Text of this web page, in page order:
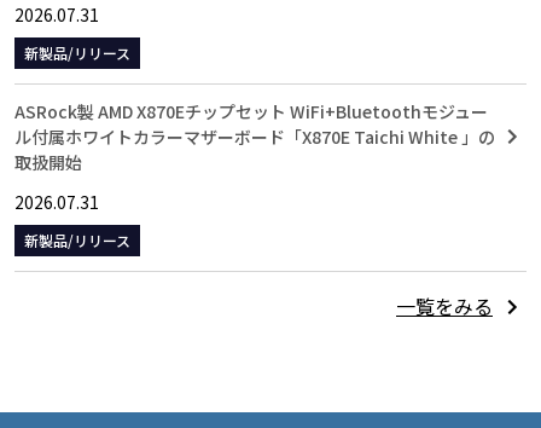
2026.07.31
新製品/リリース
ASRock製 AMD X870Eチップセット WiFi+Bluetoothモジュー
ル付属ホワイトカラーマザーボード「X870E Taichi White 」の
取扱開始
2026.07.31
新製品/リリース
一覧をみる